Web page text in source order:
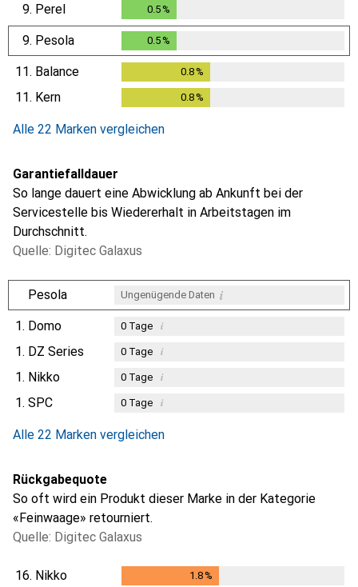
9. Perel 0.5 %
9. Pesola 0.5 %
11. Balance 0.8 %
11. Kern 0.8 %
Alle 22 Marken vergleichen
Garantiefalldauer
So lange dauert eine Abwicklung ab Ankunft bei der
Servicestelle bis Wiedererhalt in Arbeitstagen im
Durchschnitt.
Quelle: Digitec Galaxus
Pesola Ungenügende Daten i
1. Domo 0Tage i
1. DZ Series 0Tage i
1. Nikko 0Tage i
1. SPC 0Tage i
Alle 22 Marken vergleichen
Rückgabequote
So oft wird ein Produkt dieser Marke in der Kategorie
«Feinwaage» retourniert.
Quelle: Digitec Galaxus
16. Nikko 1.8%